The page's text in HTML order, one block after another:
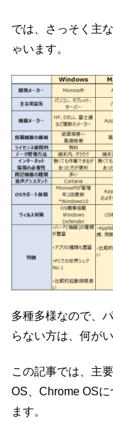
では、さっそく主
ゃいます。
多種多様なので、
らない方は、何が
この記事では、主
OS、Chrome OS
ます。